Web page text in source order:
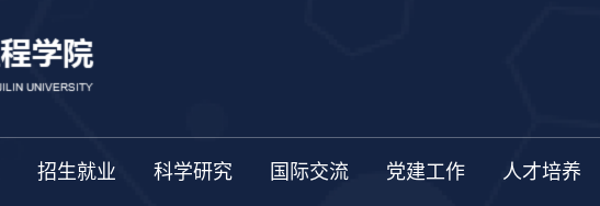
招生就业 科学研究 国际交流 党建工作 人才培养